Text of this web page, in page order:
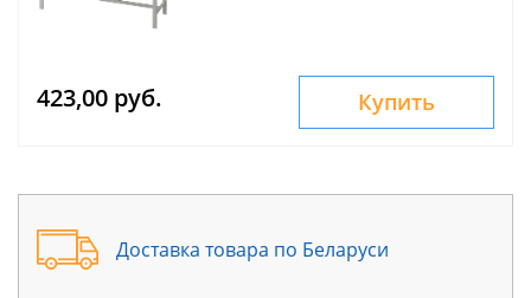
423,00 руб. Купить
Доставка товара по Беларуси